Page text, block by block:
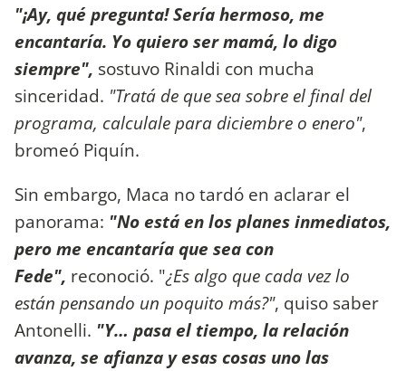
"¡Ay, qué pregunta! Sería hermoso, me
encantaría. Yo quiero ser mamá, lo digo
siempre", sostuvo Rinaldi con mucha
sinceridad. "Tratá de que sea sobre el final del
programa, calculale para diciembre o enero",
bromeó Piquín.
Sin embargo, Maca no tardó en aclarar el
panorama: "No está en los planes inmediatos,
pero me encantaría que sea con
Fede", reconoció. "¿Es algo que cada vez lo
están pensando un poquito más?", quiso saber
Antonelli. "Y… pasa el tiempo, la relación
avanza, se afianza y esas cosas uno las